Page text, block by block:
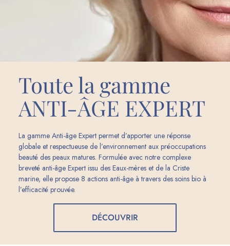
Toute la gamme
ANTI-ÂGE EXPERT
La gamme Anti-âge Expert permet d’apporter une réponse
globale et respectueuse de l’environnement aux préoccupations
beauté des peaux matures. Formulée avec notre complexe
breveté anti-âge Expert issu des Eaux-mères et de la Criste
marine, elle propose 8 actions anti-âge à travers des soins bio à
l’efficacité prouvée.
DÉCOUVRIR